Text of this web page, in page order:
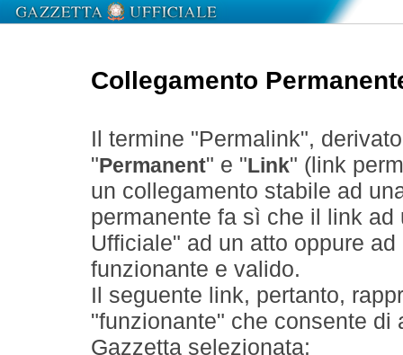
Collegamento
Il termine "Permalink",
" Permanent" e " Link" (link
un collegamento stabile ad
permanente fa sì che il link
Ufficiale" ad un atto oppure
funzionante e valido.
Il seguente link, pertanto,
"funzionante" che consente
Gazzetta selezionata: